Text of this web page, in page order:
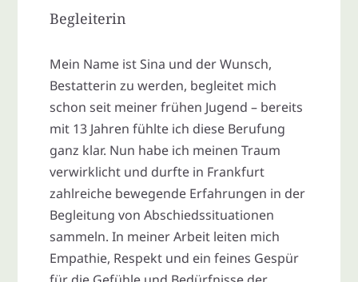
Begleiterin
Mein Name ist Sina und der Wunsch,
Bestatterin zu werden, begleitet mich
schon seit meiner frühen Jugend – bereits
mit 13 Jahren fühlte ich diese Berufung
ganz klar. Nun habe ich meinen Traum
verwirklicht und durfte in Frankfurt
zahlreiche bewegende Erfahrungen in der
Begleitung von Abschiedssituationen
sammeln. In meiner Arbeit leiten mich
Empathie, Respekt und ein feines Gespür